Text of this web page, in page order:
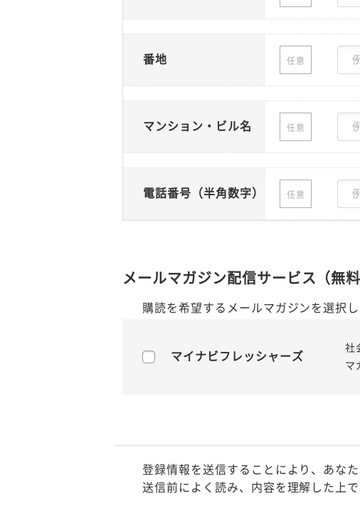
番地 任意
マンション・ビル名 任意
電話番号（半角数字） 任意
メールマガジン配信サービス（無料
購読を希望するメールマガジンを選択し
マイナビフレッシャーズ
社
マ
登録情報を送信することにより、あな
送信前によく読み、内容を理解した上